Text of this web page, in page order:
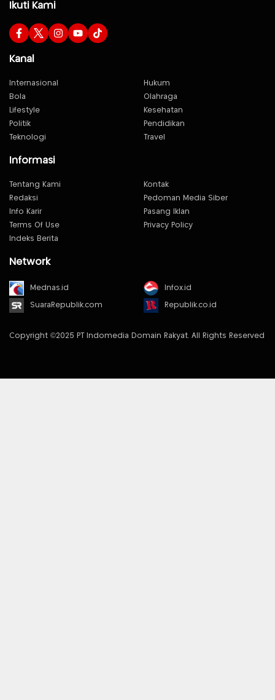
Ikuti Kami
Kanal
Internasional
Hukum
Bola
Olahraga
Lifestyle
Kesehatan
Politik
Pendidikan
Teknologi
Travel
Informasi
Tentang Kami
Kontak
Redaksi
Pedoman Media Siber
Info Karir
Pasang Iklan
Terms Of Use
Privacy Policy
Indeks Berita
Network
Mednas.id Infox.id
SuaraRepublik.com Republik.co.id
Copyright ©2025 PT Indomedia Domain Rakyat. All Rights Reserved